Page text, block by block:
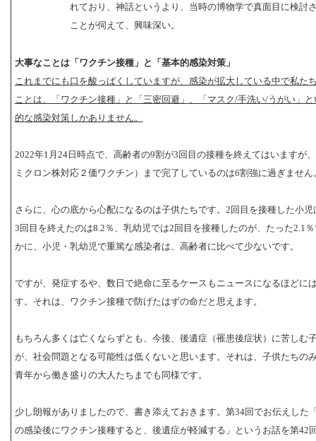
れており、神話というより、当時の博物学で真面目に検討
ことが伺えて、興味深い。
大事なことは「ワクチン接種」と「基本的感染対策」
これまでにも口を酸っぱくしていますが、感染が拡大している中で私た
ことは、「ワクチン接種」と「三密回避」、「マスク/手洗い/うがい」
的な感染対策しかありません。
2022年1月24日時点で、高齢者の9割が3回目の接種を終えてはいますが
ミクロン株対応２価ワクチン）まで完了しているのは6割強に過ぎません
さらに、心の底から心配になるのは子供たちです。2回目を接種した小児
3回目を終えたのは8.2％、乳幼児では2回目を接種したのが、たった2.1
かに、小児・乳幼児で重篤な感染者は、高齢者に比べて少ないです。
ですが、発症するや、数日で絶命に至るケースもニュースになるほどに
す。それは、ワクチン接種で防げたはずの命だと思えます。
もちろん多くは亡くならずとも、今後、後遺症（罹患後症状）に苦しむ
が、社会問題となる可能性は低くないと思います。それは、子供たちの
青年から働き盛りの大人たちまでも同様です。
少し朗報がありましたので、書き添えておきます。第34回でお伝えした
の感染後にワクチン接種すると、後遺症が軽減する」というお話を第42